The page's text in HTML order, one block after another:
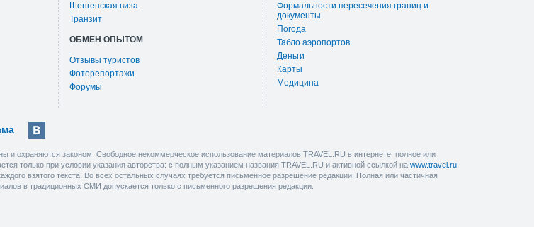
Шенгенская виза
Транзит
ОБМЕН ОПЫТОМ
Отзывы туристов
Фоторепортажи
Форумы
Формальности пересечения границ и
документы
Погода
Табло аэропортов
Деньги
Карты
Медицина
и охраняются законом. Свободное некоммерческое использование материалов TRAVEL.RU в интернете, полное или
только при условии указания авторства: с полным указанием названия TRAVEL.RU и активной ссылкой на www.travel.ru
взятого текста. Во всех остальных случаях требуется письменное разрешение редакции. Полная или частичная
в традиционных СМИ допускается только с письменного разрешения редакции.